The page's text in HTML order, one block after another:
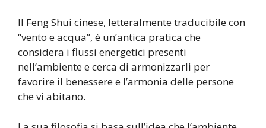
Il Feng Shui cinese, letteralmente traducibile con
“vento e acqua”, è un’antica pratica che
considera i flussi energetici presenti
nell’ambiente e cerca di armonizzarli per
favorire il benessere e l’armonia delle persone
che vi abitano.